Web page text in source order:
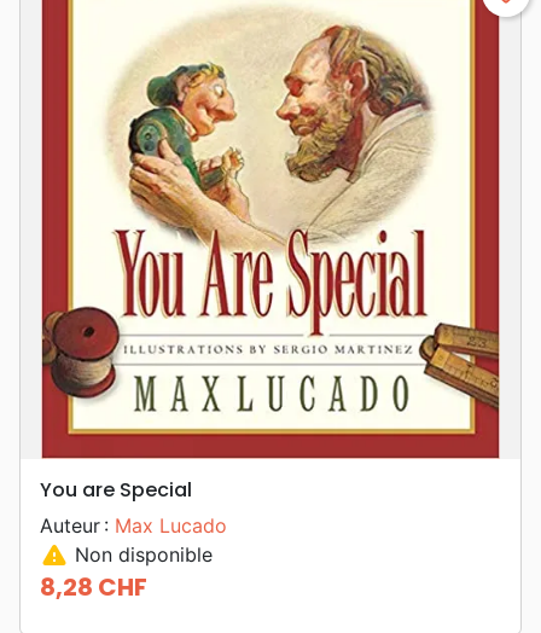
You are Special
Auteur : Max Lucado
warning Non disponible
Prix
8,28 CHF